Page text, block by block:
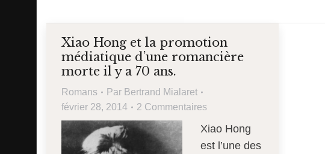
Xiao Hong et la promotion
médiatique d’une romancière
morte il y a 70 ans.
Romans Par Bertrand Mialaret
février 28, 2014
2 Commentaires
Xiao Hong
est l’une des